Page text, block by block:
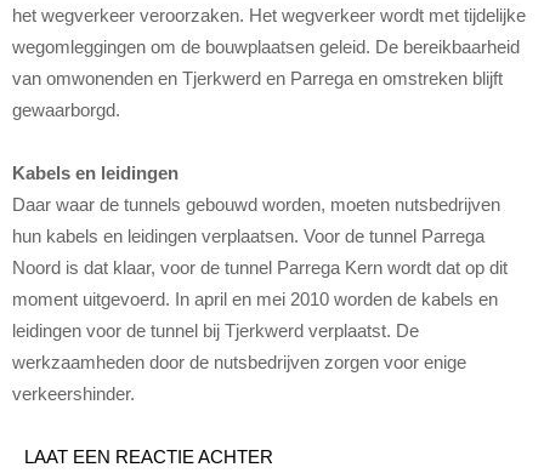
het wegverkeer veroorzaken. Het wegverkeer wordt met tijdelijke
wegomleggingen om de bouwplaatsen geleid. De bereikbaarheid
van omwonenden en Tjerkwerd en Parrega en omstreken blijft
gewaarborgd.
Kabels en leidingen
Daar waar de tunnels gebouwd worden, moeten nutsbedrijven
hun kabels en leidingen verplaatsen. Voor de tunnel Parrega
Noord is dat klaar, voor de tunnel Parrega Kern wordt dat op dit
moment uitgevoerd. In april en mei 2010 worden de kabels en
leidingen voor de tunnel bij Tjerkwerd verplaatst. De
werkzaamheden door de nutsbedrijven zorgen voor enige
verkeershinder.
LAAT EEN REACTIE ACHTER